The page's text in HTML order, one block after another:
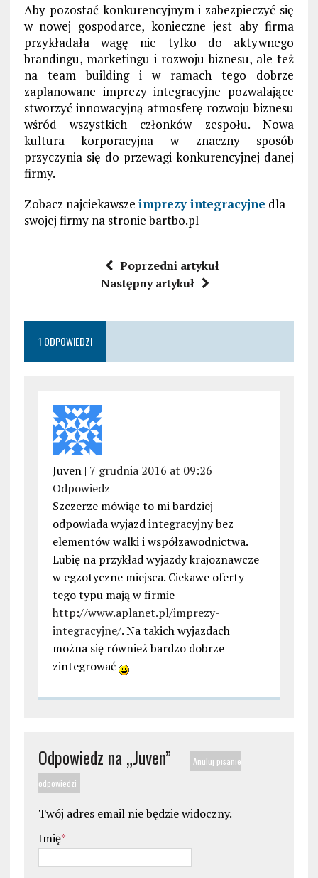
Aby pozostać konkurencyjnym i zabezpieczyć się
w nowej gospodarce, konieczne jest aby firma
przykładała wagę nie tylko do aktywnego
brandingu, marketingu i rozwoju biznesu, ale też
na team building i w ramach tego dobrze
zaplanowane imprezy integracyjne pozwalające
stworzyć innowacyjną atmosferę rozwoju biznesu
wśród wszystkich członków zespołu. Nowa
kultura korporacyjna w znaczny sposób
przyczynia się do przewagi konkurencyjnej danej
firmy.
Zobacz najciekawsze imprezy integracyjne dla
swojej firmy na stronie bartbo.pl
Poprzedni artykuł
Następny artykuł
1 ODPOWIEDZI
Juven | 7 grudnia 2016 at 09:26 |
Odpowiedz
Szczerze mówiąc to mi bardziej
odpowiada wyjazd integracyjny bez
elementów walki i współzawodnictwa.
Lubię na przykład wyjazdy krajoznawcze
w egzotyczne miejsca. Ciekawe oferty
tego typu mają w firmie
http://www.aplanet.pl/imprezy-
integracyjne/. Na takich wyjazdach
można się również bardzo dobrze
zintegrować
Odpowiedz na „Juven”
Anuluj pisanie
odpowiedzi
Twój adres email nie będzie widoczny.
Imię*